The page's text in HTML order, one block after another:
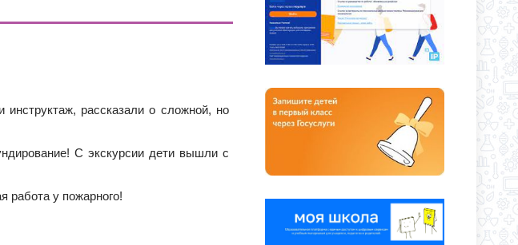
рассказали о сложной, но
С экскурсии дети вышли с
работа у пожарного!